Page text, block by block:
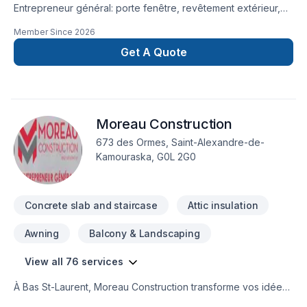
Entrepreneur général: porte fenêtre, revêtement extérieur,
excavation, Béton
Member Since 2026
Get A Quote
Moreau Construction
673 des Ormes, Saint-Alexandre-de-
Kamouraska, G0L 2G0
Concrete slab and staircase Attic insulation
Awning Balcony & Landscaping
View all 76 services
À Bas St-Laurent, Moreau Construction transforme vos idées